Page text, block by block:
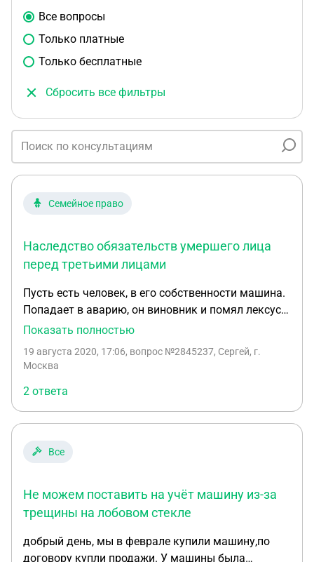
Все вопросы
Только платные
Только бесплатные
Сбросить все фильтры
Семейное право
Наследство обязательств умершего лица
перед третьими лицами
Пусть есть человек, в его собственности машина.
Попадает в аварию, он виновник и помял лексус.
Виновник умирает в аварии. Машина переходит в
он обременение в виде обязанности починить
Показать полностью
19 августа 2020, 17:06, вопрос №2845237, Сергей, г.
Москва
2 ответа
Все
Не можем поставить на учёт машину из-за
трещины на лобовом стекле
добрый день, мы в феврале купили машину,по
договору купли продажи. У машины была